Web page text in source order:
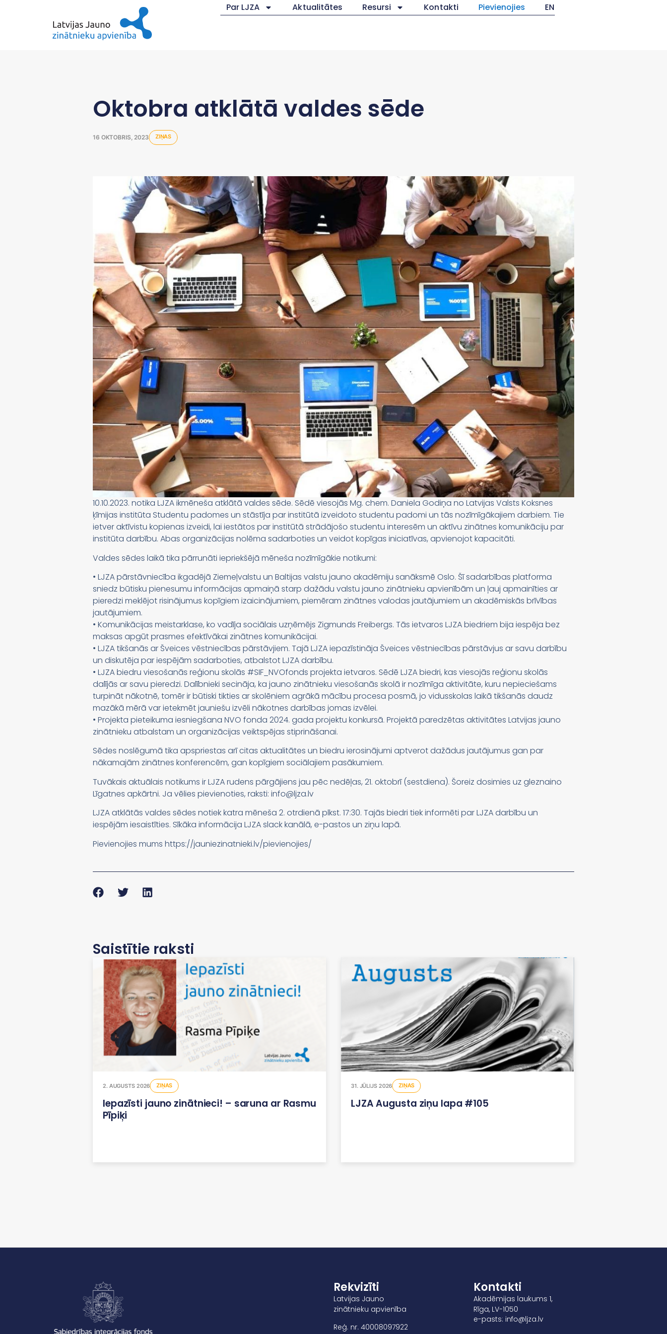
Par LJZA Aktualitātes Resursi Kontakti Pievienojies EN
Oktobra atklātā valdes sēde
16 OKTOBRIS, 2023 ZIŅAS
10.10.2023. notika LJZA ikmēneša atklātā valdes sēde. Sēdē viesojās Mg. chem. Daniela Godiņa no Latvijas Valsts Koksnes
ķīmijas institūta Studentu padomes un stāstīja par institūtā izveidoto studentu padomi un tās nozīmīgākajiem darbiem. Tie
ietver aktīvistu kopienas izveidi, lai iestātos par institūtā strādājošo studentu interesēm un aktīvu zinātnes komunikāciju par
institūta darbību. Abas organizācijas nolēma sadarboties un veidot kopīgas iniciatīvas, apvienojot kapacitāti.
Valdes sēdes laikā tika pārrunāti iepriekšējā mēneša nozīmīgākie notikumi:
• LJZA pārstāvniecība ikgadējā Ziemeļvalstu un Baltijas valstu jauno akadēmiju sanāksmē Oslo. Šī sadarbības platforma
sniedz būtisku pienesumu informācijas apmaiņā starp dažādu valstu jauno zinātnieku apvienībām un ļauj apmainīties ar
pieredzi meklējot risinājumus kopīgiem izaicinājumiem, piemēram zinātnes valodas jautājumiem un akadēmiskās brīvības
jautājumiem.
• Komunikācijas meistarklase, ko vadīja sociālais uzņēmējs Zigmunds Freibergs. Tās ietvaros LJZA biedriem bija iespēja bez
maksas apgūt prasmes efektīvākai zinātnes komunikācijai.
• LJZA tikšanās ar Šveices vēstniecības pārstāvjiem. Tajā LJZA iepazīstināja Šveices vēstniecības pārstāvjus ar savu darbību
un diskutēja par iespējām sadarboties, atbalstot LJZA darbību.
• LJZA biedru viesošanās reģionu skolās #SIF_NVOfonds projekta ietvaros. Sēdē LJZA biedri, kas viesojās reģionu skolās
dalījās ar savu pieredzi. Dalībnieki secināja, ka jauno zinātnieku viesošanās skolā ir nozīmīga aktivitāte, kuru nepieciešams
turpināt nākotnē, tomēr ir būtiski tikties ar skolēniem agrākā mācību procesa posmā, jo vidusskolas laikā tikšanās daudz
mazākā mērā var ietekmēt jauniešu izvēli nākotnes darbības jomas izvēlei.
• Projekta pieteikuma iesniegšana NVO fonda 2024. gada projektu konkursā. Projektā paredzētas aktivitātes Latvijas jauno
zinātnieku atbalstam un organizācijas veiktspējas stiprināšanai.
Sēdes noslēgumā tika apspriestas arī citas aktualitātes un biedru ierosinājumi aptverot dažādus jautājumus gan par
nākamajām zinātnes konferencēm, gan kopīgiem sociālajiem pasākumiem.
Tuvākais aktuālais notikums ir LJZA rudens pārgājiens jau pēc nedēļas, 21. oktobrī (sestdiena). Šoreiz dosimies uz gleznaino
Līgatnes apkārtni. Ja vēlies pievienoties, raksti: info@ljza.lv
LJZA atklātās valdes sēdes notiek katra mēneša 2. otrdienā plkst. 17:30. Tajās biedri tiek informēti par LJZA darbību un
iespējām iesaistīties. Sīkāka informācija LJZA slack kanālā, e-pastos un ziņu lapā.
Pievienojies mums https://jauniezinatnieki.lv/pievienojies/
Saistītie raksti
2. AUGUSTS 2026 ZIŅAS
Iepazīsti jauno zinātnieci! – saruna ar Rasmu
Pīpiķi
31. JŪLIJS 2026 ZIŅAS
LJZA Augusta ziņu lapa #105
Rekvizīti
Latvijas Jauno
zinātnieku apvienība
Reģ. nr. 40008097922
Kontakti
Akadēmijas laukums 1,
Rīga, LV-1050
e-pasts: info@ljza.lv